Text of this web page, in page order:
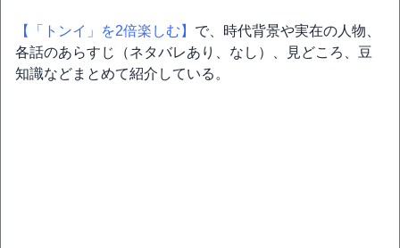
【「トンイ」を2倍楽しむ】 で、時代背景や実在の人物、
各話のあらすじ（ネタバレあり、なし）、見どころ、豆
知識などまとめて紹介している。